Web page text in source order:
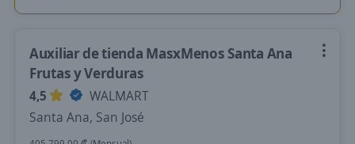
Auxiliar de tienda MasxMenos Santa Ana
Frutas y Verduras
4,5
WALMART
Santa Ana, San José